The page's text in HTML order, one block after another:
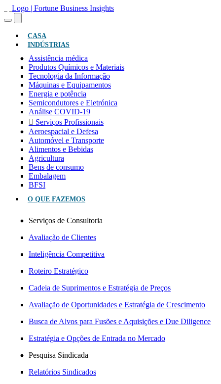
CASA
INDÚSTRIAS
Assistência médica
Produtos Químicos e Materiais
Tecnologia da Informação
Máquinas e Equipamentos
Energia e potência
Semicondutores e Eletrónica
Análise COVID-19
Serviços Profissionais
Aeroespacial e Defesa
Automóvel e Transporte
Alimentos e Bebidas
Agricultura
Bens de consumo
Embalagem
BFSI
O QUE FAZEMOS
Serviços de Consultoria
Avaliação de Clientes
Inteligência Competitiva
Roteiro Estratégico
Cadeia de Suprimentos e Estratégia de Preços
Avaliação de Oportunidades e Estratégia de Crescimento
Busca de Alvos para Fusões e Aquisições e Due Diligence
Estratégia e Opções de Entrada no Mercado
Pesquisa Sindicada
Relatórios Sindicados